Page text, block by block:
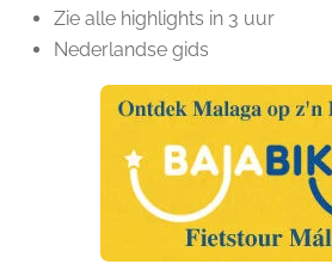
Zie alle highlights in 3 uur
Nederlandse gids